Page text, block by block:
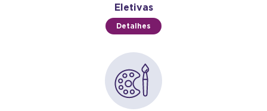
Eletivas
Detalhes